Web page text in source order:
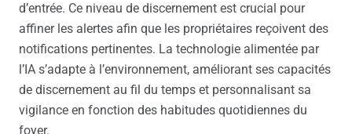
d’entrée. Ce niveau de discernement est crucial pour
affiner les alertes afin que les propriétaires reçoivent des
notifications pertinentes. La technologie alimentée par
l’IA s’adapte à l’environnement, améliorant ses capacités
de discernement au fil du temps et personnalisant sa
vigilance en fonction des habitudes quotidiennes du
foyer.